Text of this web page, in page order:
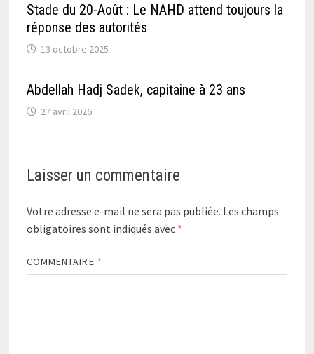
Stade du 20-Août : Le NAHD attend toujours la
réponse des autorités
13 octobre 2025
Abdellah Hadj Sadek, capitaine à 23 ans
27 avril 2026
Laisser un commentaire
Votre adresse e-mail ne sera pas publiée. Les champs
obligatoires sont indiqués avec *
COMMENTAIRE *